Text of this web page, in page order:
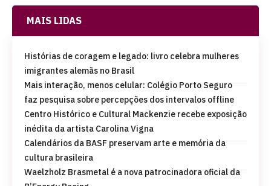
MAIS LIDAS
Histórias de coragem e legado: livro celebra mulheres
imigrantes alemãs no Brasil
Mais interação, menos celular: Colégio Porto Seguro
faz pesquisa sobre percepções dos intervalos offline
Centro Histórico e Cultural Mackenzie recebe exposição
inédita da artista Carolina Vigna
Calendários da BASF preservam arte e memória da
cultura brasileira
Waelzholz Brasmetal é a nova patrocinadora oficial da